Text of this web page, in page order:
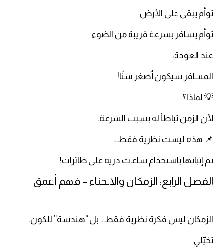
توأم يبقى على الأرض
توأم يسافر بسرعة قريبة من الضوء
عند العودة:
المسافر سيكون أصغر سنًا!
💡 لماذا؟
لأن الزمن تباطأ له بسبب السرعة.
📌 هذه ليست نظرية فقط…
تم إثباتها باستخدام ساعات ذرية على طائرات!
الفصل الرابع: الزمكان والانحناء – فهم أعمق
الزمكان ليس فكرة نظرية فقط… بل “هندسة” للكون.
تخيّلي: